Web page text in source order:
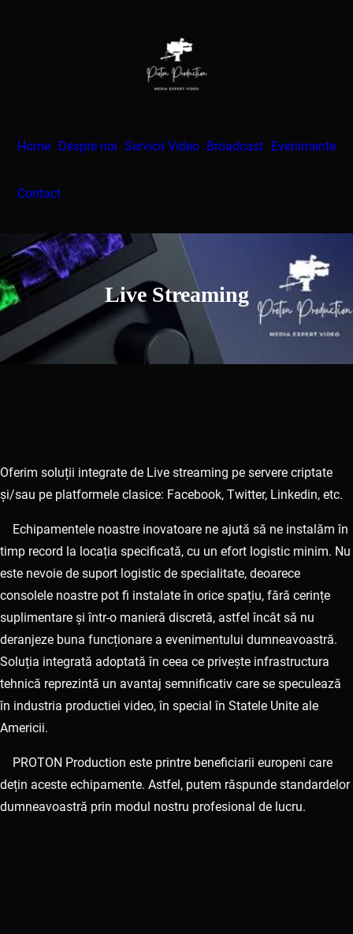
Home Despre noi Servicii Video Broadcast Evenimente
Contact
Live Streaming
Oferim soluții integrate de Live streaming pe servere criptate
și/sau pe platformele clasice: Facebook, Twitter, Linkedin, etc.
Echipamentele noastre inovatoare ne ajută să ne instalăm în
timp record la locația specificată, cu un efort logistic minim. Nu
este nevoie de suport logistic de specialitate, deoarece
consolele noastre pot fi instalate în orice spațiu, fără cerințe
suplimentare și într-o manieră discretă, astfel încât să nu
deranjeze buna funcționare a evenimentului dumneavoastră.
Soluția integrată adoptată în ceea ce privește infrastructura
tehnică reprezintă un avantaj semnificativ care se speculează
în industria productiei video, în special în Statele Unite ale
Americii.
PROTON Production este printre beneficiarii europeni care
dețin aceste echipamente. Astfel, putem răspunde standardelor
dumneavoastră prin modul nostru profesional de lucru.